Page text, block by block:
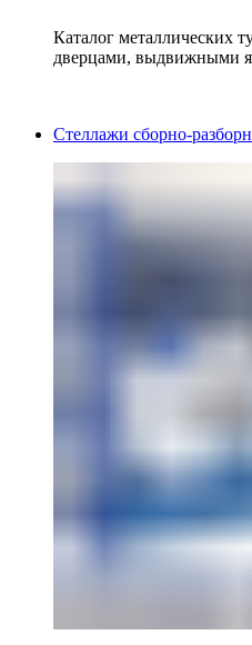
Каталог металлических
дверцами, выдвижными
Стеллажи сборно-